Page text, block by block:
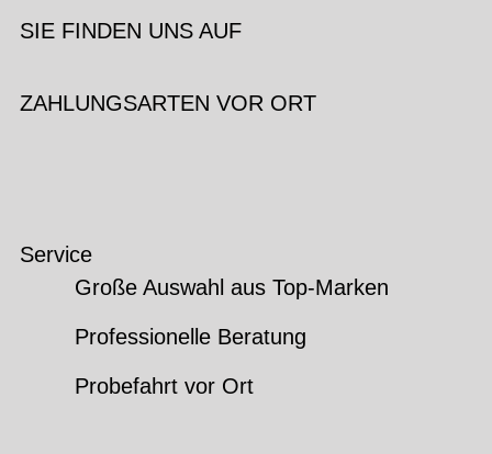
SIE FINDEN UNS AUF
ZAHLUNGSARTEN VOR ORT
Service
Große Auswahl aus Top-Marken
Professionelle Beratung
Probefahrt vor Ort